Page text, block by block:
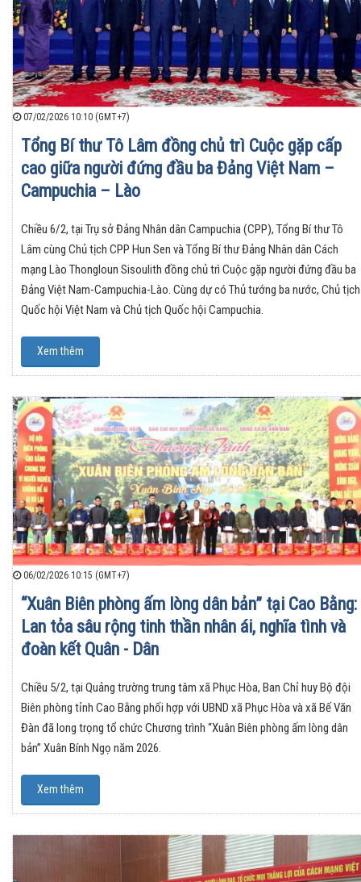
07/02/2026 10:10 (GMT+7)
Tổng Bí thư Tô Lâm đồng chủ trì Cuộc gặp cấp
cao giữa người đứng đầu ba Đảng Việt Nam –
Campuchia – Lào
Chiều 6/2, tại Trụ sở Đảng Nhân dân Campuchia (CPP), Tổng Bí thư Tô
Lâm cùng Chủ tịch CPP Hun Sen và Tổng Bí thư Đảng Nhân dân Cách
mạng Lào Thongloun Sisoulith đồng chủ trì Cuộc gặp người đứng đầu ba
Đảng Việt Nam-Campuchia-Lào. Cùng dự có Thủ tướng ba nước, Chủ tịch
Quốc hội Việt Nam và Chủ tịch Quốc hội Campuchia.
Xem thêm
06/02/2026 10:15 (GMT+7)
“Xuân Biên phòng ấm lòng dân bản” tại Cao Bằng:
Lan tỏa sâu rộng tinh thần nhân ái, nghĩa tình và
đoàn kết Quân - Dân
Chiều 5/2, tại Quảng trường trung tâm xã Phục Hòa, Ban Chỉ huy Bộ đội
Biên phòng tỉnh Cao Bằng phối hợp với UBND xã Phục Hòa và xã Bế Văn
Đàn đã long trọng tổ chức Chương trình “Xuân Biên phòng ấm lòng dân
bản” Xuân Bính Ngọ năm 2026.
Xem thêm